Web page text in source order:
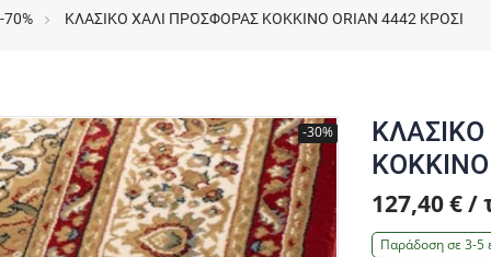
ΚΛΑΣΙΚΟ ΧΑΛΙ ΠΡΟΣΦΟΡΑΣ ΚΟΚΚΙΝΟ ORIAN 4442 ΚΡΟΣΙ
-30%
ΚΟΚΚΙΝΟ
127,40 € /
Παράδοση σε 3-5